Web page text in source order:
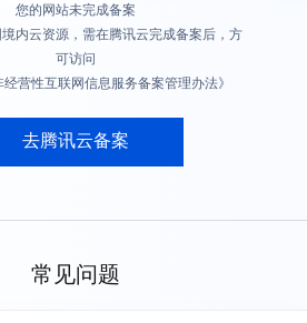
您的网站未完成备案
内云资源，需在腾讯云完成备案后，方
可访问
营性互联网信息服务备案管理办法》
去腾讯云备案
常见问题